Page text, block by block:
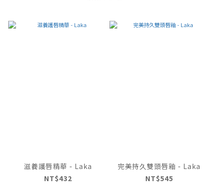
滋養護唇精華 - Laka
NT$432
完美持久雙頭唇釉 - Laka
NT$545